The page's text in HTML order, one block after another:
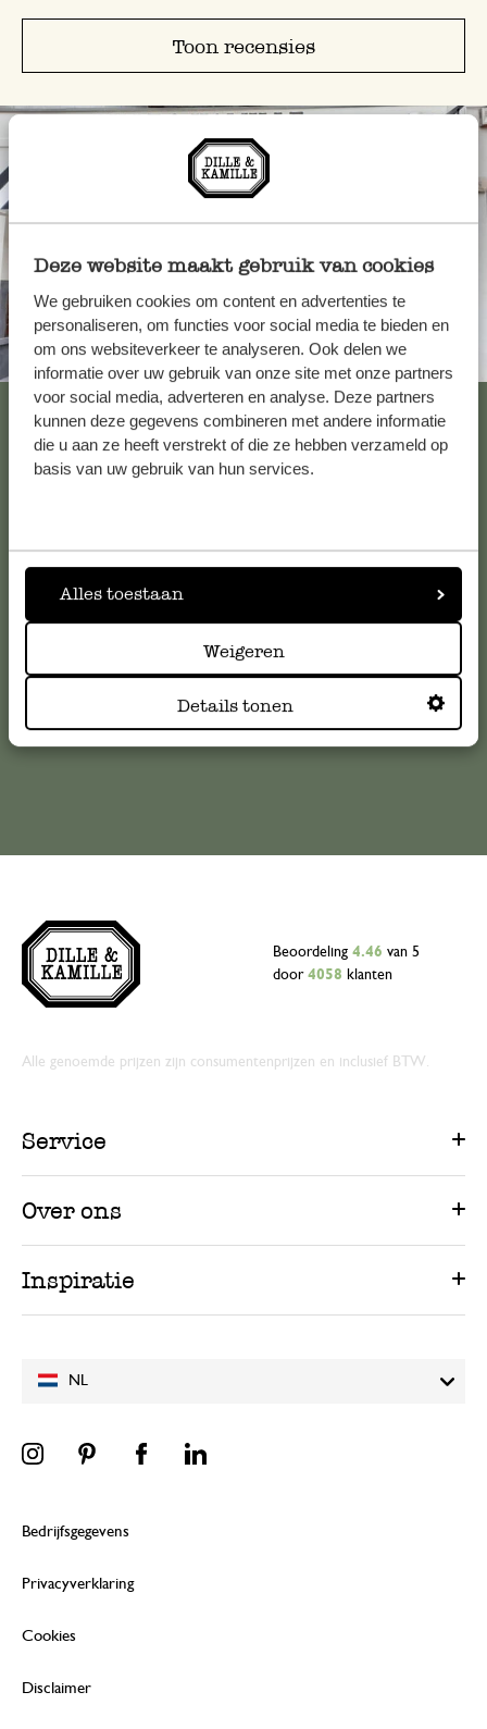
Deze website maakt gebruik van cookies
We gebruiken cookies om content en advertenties te
personaliseren, om functies voor social media te bieden en
om ons websiteverkeer te analyseren. Ook delen we
informatie over uw gebruik van onze site met onze partners
voor social media, adverteren en analyse. Deze partners
kunnen deze gegevens combineren met andere informatie
die u aan ze heeft verstrekt of die ze hebben verzameld op
basis van uw gebruik van hun services.
Alles toestaan
Weigeren
Details tonen
Toon recensies
Altijd in de buurt
Bekijk alle 62 winkels
klantenservice. Of bekijk hier het antwoord op de
klantenservice@dille-kamille.com
NL
Beoordeling 4.46 van 5
door 4058 klanten
Alle genoemde prijzen zijn consumentenprijzen en inclusief BTW.
Service
Over ons
Inspiratie
Bedrijfsgegevens
Privacyverklaring
Cookies
Disclaimer